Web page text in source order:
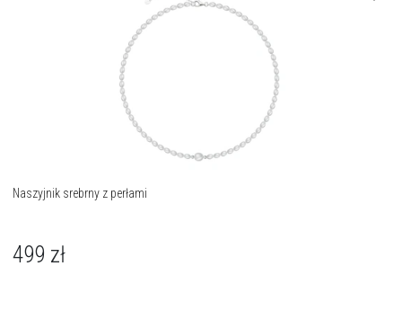
Naszyjnik srebrny z perłami
499 zł